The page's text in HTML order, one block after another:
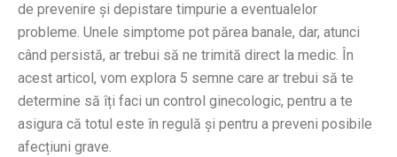
de prevenire și depistare timpurie a eventualelor
probleme. Unele simptome pot părea banale, dar, atunci
când persistă, ar trebui să ne trimită direct la medic. În
acest articol, vom explora 5 semne care ar trebui să te
determine să îți faci un control ginecologic, pentru a te
asigura că totul este în regulă și pentru a preveni posibile
afecțiuni grave.